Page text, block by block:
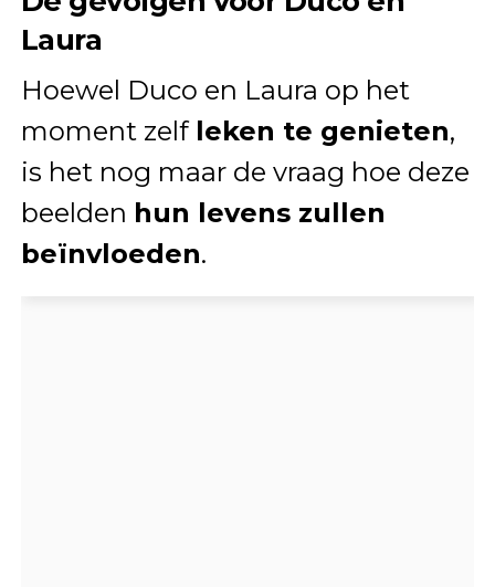
Laura
Hoewel Duco en Laura op het
moment zelf leken te genieten,
is het nog maar de vraag hoe deze
beelden hun levens zullen
beïnvloeden.